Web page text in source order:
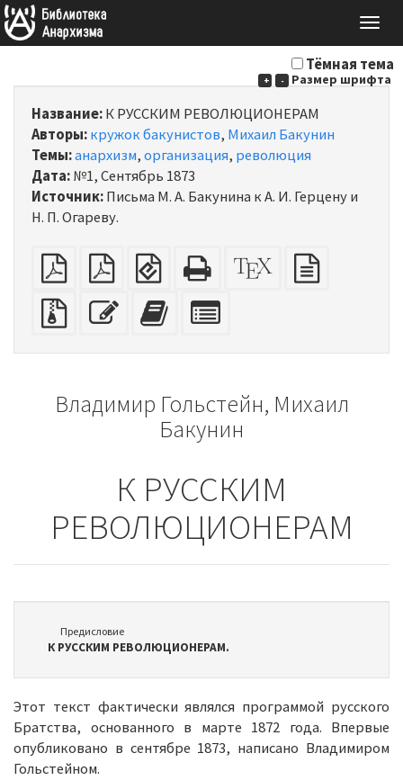
Тёмная тема
+ - Размер шрифта
Название:К РУССКИМ РЕВОЛЮЦИОНЕРАМ
Авторы:кружок бакунистов, Михаил Бакунин
Темы:анархизм,организация, революция
Дата:№1, Сентябрь 1873
Источник:Письма М. А. Бакунина к А. И. Герцену и
Н. П. Огареву.
обычный
PDF
Спуск
полос
EPUB
(для
электронных
книг)
HTML
(подходит
Исходник
XeLaTeX
Исходные
файлы
Редактировать
текст
Добавить
этот
книг
книг
Владимир Гольстейн, Михаил
Бакунин
К РУССКИМ
РЕВОЛЮЦИОНЕРАМ
Предисловие
К РУССКИМ РЕВОЛЮЦИОНЕРАМ.
Этот текст фактически являлся программой русского
Братства, основанного в марте 1872 года. Впервые
опубликовано в сентябре 1873, написано Владимиром
Гольстейном.